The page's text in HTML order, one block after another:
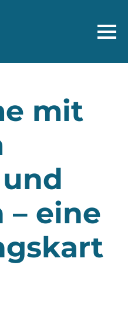
mit
– eine